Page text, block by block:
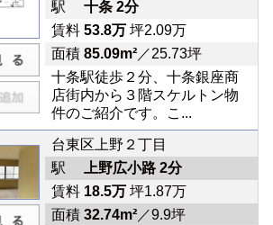
駅 十条 2分
賃料 53.8万坪2.09万
面積 85.09m²／25.73坪
十条駅徒歩２分、十条銀座商
店街内から３階スケルトン物
件のご紹介です。こ...
台東区上野２丁目
駅
上野広小路 2分
賃料 18.5万坪1.87万
面積 32.74m²／9.9坪